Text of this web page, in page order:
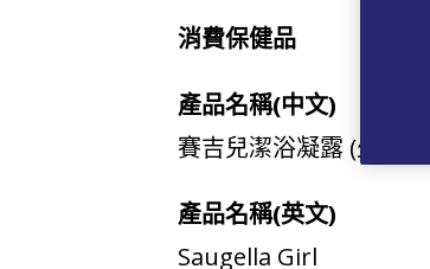
消費保健品
產品名稱(中文)
賽吉兒潔浴凝露 (少女型)
產品名稱(英文)
Saugella Girl